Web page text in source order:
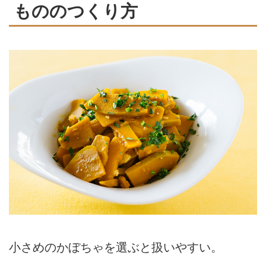
もののつくり方
小さめのかぼちゃを選ぶと扱いやすい。